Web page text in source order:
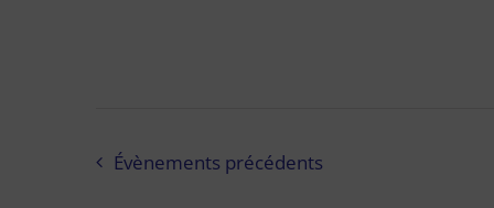
Évènements précédents